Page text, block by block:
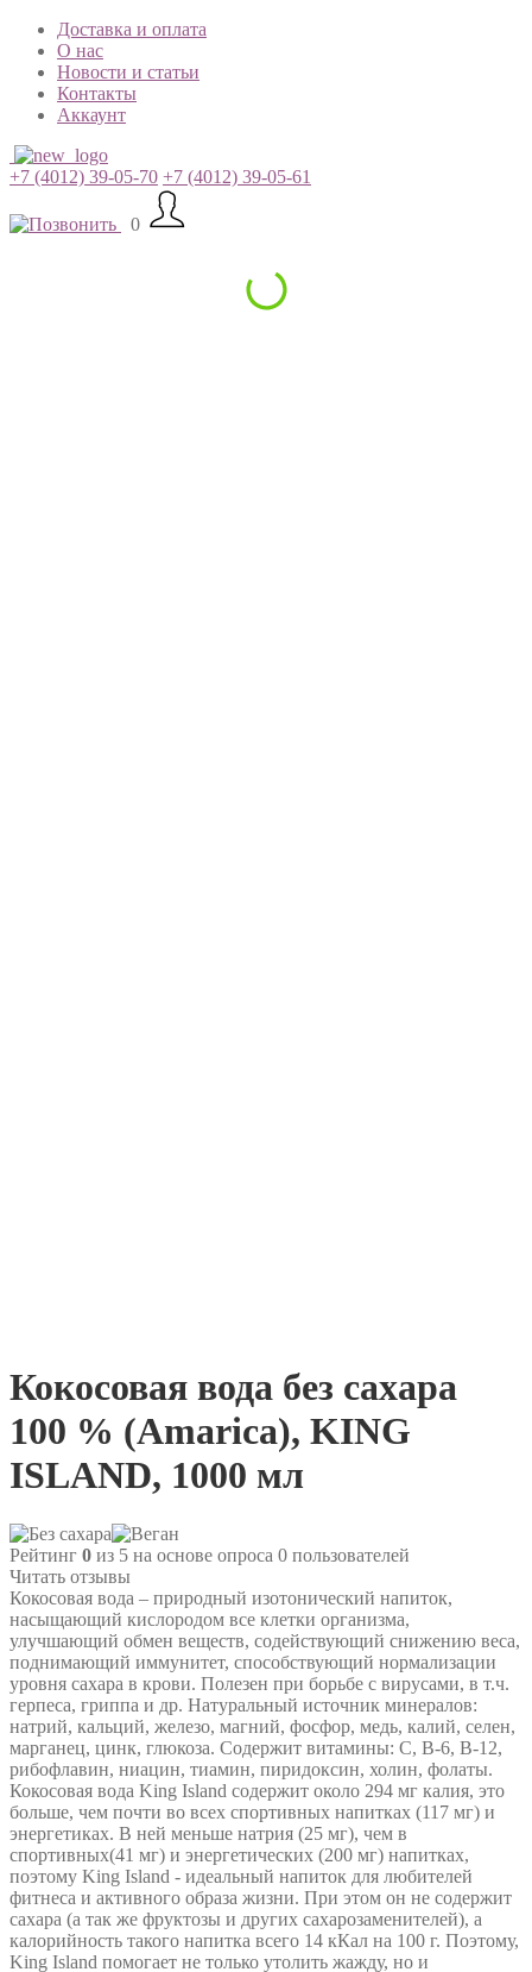
Доставка и оплата
О нас
Новости и статьи
Контакты
Аккаунт
+7 (4012) 39-05-70 +7 (4012) 39-05-61
0
Кокосовая вода без сахара
100 % (Amarica), KING
ISLAND, 1000 мл
Рейтинг 0 из 5 на основе опроса 0 пользователей
Читать отзывы
Кокосовая вода – природный изотонический напиток,
насыщающий кислородом все клетки организма,
улучшающий обмен веществ, содействующий снижению веса,
поднимающий иммунитет, способствующий нормализации
уровня сахара в крови. Полезен при борьбе с вирусами, в т.ч.
герпеса, гриппа и др. Натуральный источник минералов:
натрий, кальций, железо, магний, фосфор, медь, калий, селен,
марганец, цинк, глюкоза. Содержит витамины: С, В-6, В-12,
рибофлавин, ниацин, тиамин, пиридоксин, холин, фолаты.
Кокосовая вода King Island содержит около 294 мг калия, это
больше, чем почти во всех спортивных напитках (117 мг) и
энергетиках. В ней меньше натрия (25 мг), чем в
спортивных(41 мг) и энергетических (200 мг) напитках,
поэтому King Island - идеальный напиток для любителей
фитнеса и активного образа жизни. При этом он не содержит
сахара (а так же фруктозы и других сахарозаменителей), а
калорийность такого напитка всего 14 кКал на 100 г. Поэтому,
King Island помогает не только утолить жажду, но и